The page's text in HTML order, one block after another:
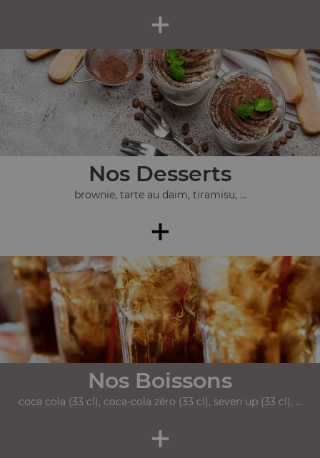
+
Nos Desserts
brownie, tarte au daim, tiramisu, ...
+
Nos Boissons
coca cola (33 cl), coca-cola zéro (33 cl), seven up (33 cl), ...
+